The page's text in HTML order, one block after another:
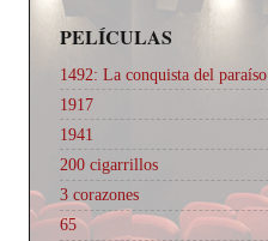
PELÍCULAS
1492: La conquista del paraíso
1917
1941
200 cigarrillos
3 corazones
65